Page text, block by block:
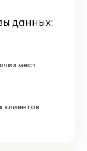
данных:
мест
клиентов